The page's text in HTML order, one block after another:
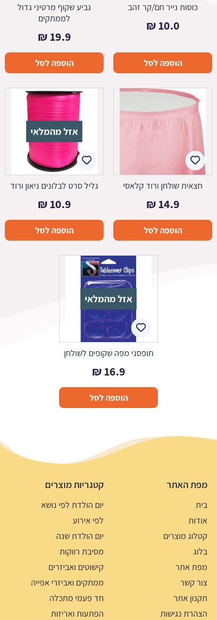
כוסות נייר חם/קר זהב
10.0
₪
הוספה לסל
גביע שקוף מרטיני גדול
לממתקים
19.9
₪
הוספה לסל
חצאית שולחן ורוד קלאסי
14.9
₪
הוספה לסל
אזל מהמלאי
גליל סרט לבלונים ניאון ורוד
10.9
₪
הוספה לסל
אזל מהמלאי
תופסני מפה שקופים לשולחן
16.9
₪
הוספה לסל
מפת האתר
בית
אודות
קטלוג מוצרים
בלוג
מפת אתר
צור קשר
תקנון אתר
הצהרת נגישות
קטגריות מוצרים
יום הולדת לפי נושא
לפי אירוע
יום הולדת שנה
מסיבת רווקות
קישוטים ואביזרים
ממתקים ואביזרי אפייה
חד פעמי מתכלה
הפתעות ואריזות